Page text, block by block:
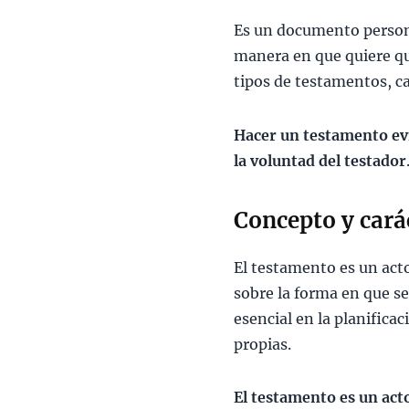
Es un documento
manera en que quiere
tipos de testamentos,
Hacer un testamento
la voluntad del testador
Concepto y
El testamento es un
sobre la forma en que
esencial en la
propias.
El testamento es un